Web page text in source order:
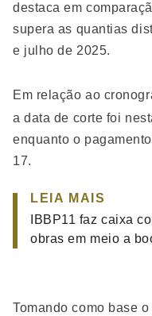
destaca em
supera as quantias
e julho de 2025.
Em relação ao
a data de corte foi
enquanto o
17.
LEIA MAIS
IBBP11 faz caixa
obras em meio a
Tomando como base